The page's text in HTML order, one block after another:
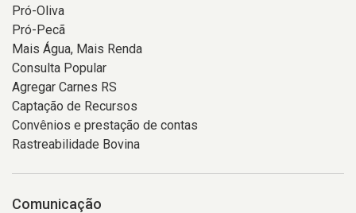
Pró-Oliva
Pró-Pecã
Mais Água, Mais Renda
Consulta Popular
Agregar Carnes RS
Captação de Recursos
Convênios e prestação de contas
Rastreabilidade Bovina
Comunicação